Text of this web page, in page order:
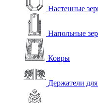
Настенные
Напольные
Ковры
Держатели